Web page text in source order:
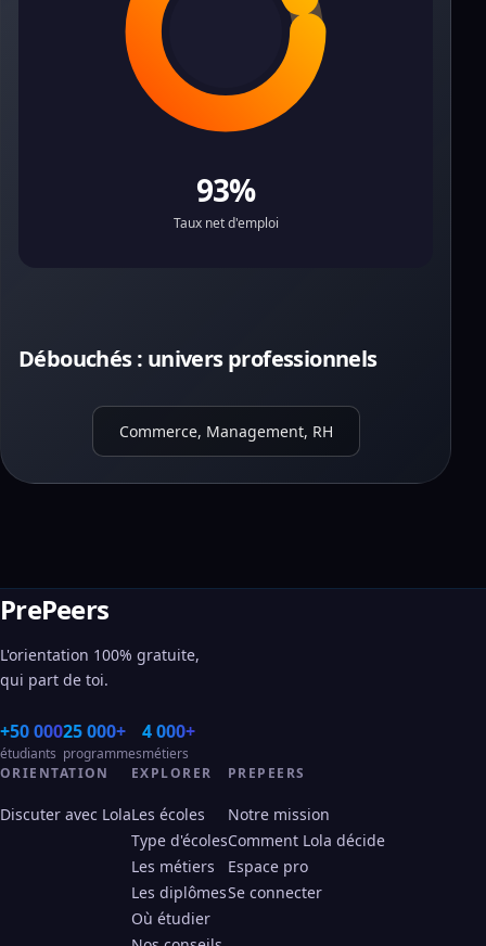
93%
Taux net d'emploi
Débouchés : univers professionnels
Commerce, Management, RH
PrePeers
L'orientation 100% gratuite,
qui part de toi.
+50 000
étudiants
25 000+
programmes
4 000+
métiers
ORIENTATION
Discuter avec Lola
EXPLORER
Les écoles
Type d'écoles
Les métiers
Les diplômes
Où étudier
PREPEERS
Notre mission
Comment Lola décide
Espace pro
Se connecter